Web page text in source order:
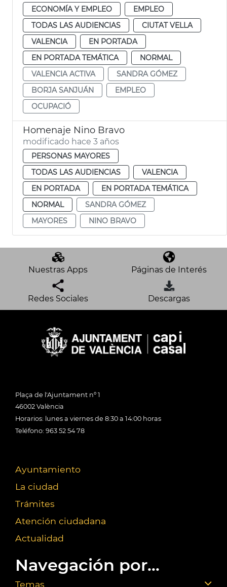
ECONOMÍA Y EMPLEO
EMPLEO
TODAS LAS AUDIENCIAS
CIUTAT VELLA
VALENCIA
EN PORTADA
EN PORTADA TEMÁTICA
NORMAL
VALENCIA ACTIVA
SANDRA GÓMEZ
BORJA SANJUÁN
EMPLEO
OCUPACIÓ
Homenaje Nino Bravo
modificado hace 3 años
PERSONAS MAYORES
TODAS LAS AUDIENCIAS
VALENCIA
EN PORTADA
EN PORTADA TEMÁTICA
NORMAL
SANDRA GÓMEZ
MAYORES
NINO BRAVO
Nuestras Apps Páginas de Interés
Redes Sociales Descargas
Plaça de l'Ajuntament nº 1
46002 València
Horarios: lunes a viernes de 8:30 a 14:00 horas
Teléfono: 963 52 54 78
Ayuntamiento
La ciudad
Trámites
Atención ciudadana
Actualidad
Navegación por...
Temas